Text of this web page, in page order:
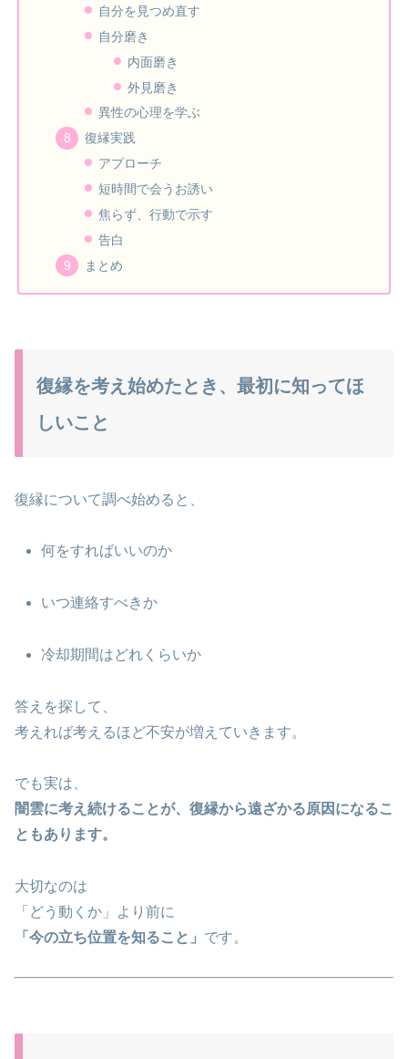
自分を見つめ直す
自分磨き
内面磨き
外見磨き
異性の心理を学ぶ
復縁実践
アプローチ
短時間で会うお誘い
焦らず、行動で示す
告白
まとめ
復縁を考え始めたとき、最初に知ってほ
しいこと
復縁について調べ始めると、
何をすればいいのか
いつ連絡すべきか
冷却期間はどれくらいか
答えを探して、
考えれば考えるほど不安が増えていきます。
でも実は、
闇雲に考え続けることが、復縁から遠ざかる原因になるこ
ともあります。
大切なのは
「どう動くか」より前に
「今の立ち位置を知ること」 です。